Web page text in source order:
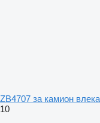
ZB4707 за камион
10